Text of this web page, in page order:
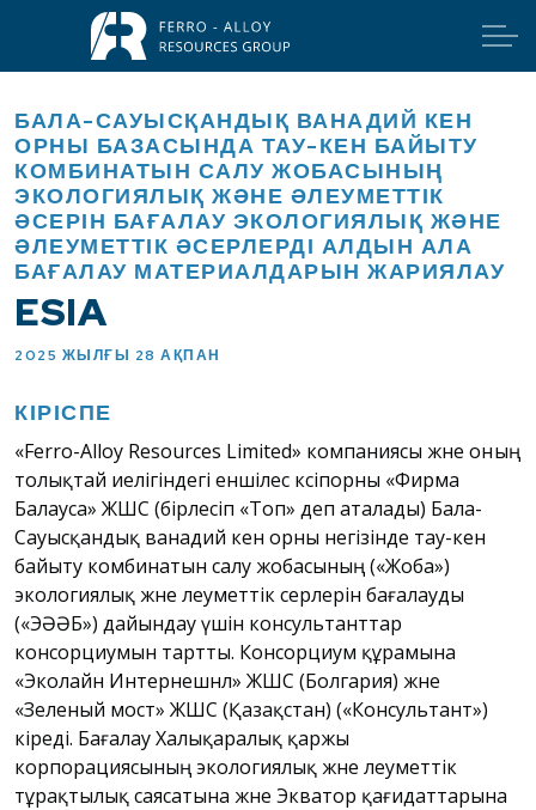
БАЛА-САУЫСҚАНДЫҚ ВАНАДИЙ КЕН
ОРНЫ БАЗАСЫНДА ТАУ-КЕН БАЙЫТУ
КОМБИНАТЫН САЛУ ЖОБАСЫНЫҢ
ЭКОЛОГИЯЛЫҚ ЖӘНЕ ӘЛЕУМЕТТІК
ӘСЕРІН БАҒАЛАУ ЭКОЛОГИЯЛЫҚ ЖӘНЕ
ӘЛЕУМЕТТІК ӘСЕРЛЕРДІ АЛДЫН АЛА
БАҒАЛАУ МАТЕРИАЛДАРЫН ЖАРИЯЛАУ
ESIA
2025 ЖЫЛҒЫ 28 АҚПАН
КІРІСПЕ
«Ferro-Alloy Resources Limited» компаниясы және оның
толықтай иелігіндегі еншілес кәсіпорны «Фирма
Балауса» ЖШС (бірлесіп «Топ» деп аталады) Бала-
Сауысқандық ванадий кен орны негізінде тау-кен
байыту комбинатын салу жобасының («Жоба»)
экологиялық және әлеуметтік әсерлерін бағалауды
(«ЭӘӘБ») дайындау үшін консультанттар
консорциумын тартты. Консорциум құрамына
«Эколайн Интернешнл» ЖШС (Болгария) және
«Зеленый мост» ЖШС (Қазақстан) («Консультант»)
кіреді. Бағалау Халықаралық қаржы
корпорациясының экологиялық және әлеуметтік
тұрақтылық саясатына және Экватор қағидаттарына